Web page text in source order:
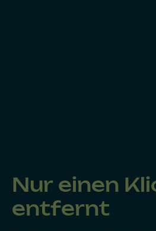
Nur einen
entfernt